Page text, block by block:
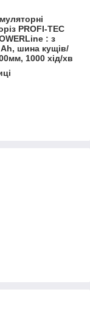
PROFI-TEC
: з
шина кущів/
1000 хід/хв